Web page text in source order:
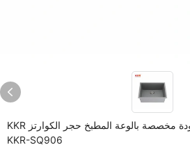
KKR بالوعة الكوارتز عالية الجودة مخصصة بالوعة المطبخ حجر الكوارتز
KKR-SQ906